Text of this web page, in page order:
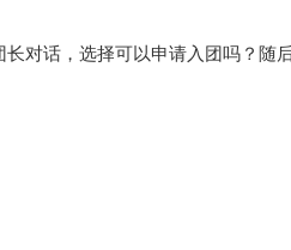
对话，选择可以申请入团吗？随